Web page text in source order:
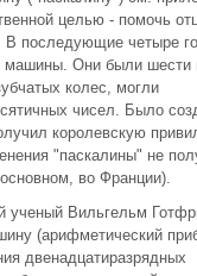
целью - помочь
В последующие четыре
машины. Они были шести
колес, могли
чисел. Было
королевскую
"паскалины" не
во Франции).
ученый Вильгельм
(арифметический
двенадцатиразрядных